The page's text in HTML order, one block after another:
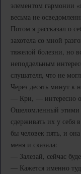
элементом гармонии
весьма не
Потом я рассказал о
захотела со мной
тяжелой болезни, но
неподдельным
слушателя, что не
Через десять минут к
— Кри, — интересно
Ошеломленный этими
сдерживать их у себя
бы человек пять, и
меня и сказала:
— Залезай, сейчас
— Кажется именно